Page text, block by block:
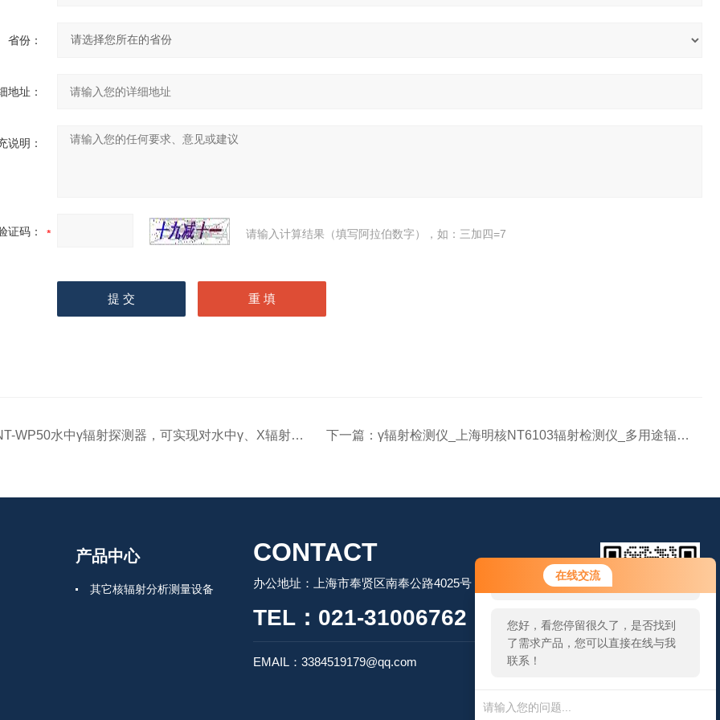
在线交流
您好！欢迎前来咨询，很高兴为您
服务，请问您要咨询什么问题呢？
您好，看您停留很久了，是否找到
了需求产品，您可以直接在线与我
联系！
省份：
地址：
说明：
证码： 请输入计算结果（填写阿拉伯数字），如：三加四=7
WP50水中γ辐射探测器，可实现对水中γ、X辐射进行实时测量 下一篇：γ辐射检测仪_上海明核NT6103辐射检测仪_多用途辐射检测仪批量供应
产品中心
其它核辐射分析测量设备
CONTACT
办公地址：上海市奉贤区南奉公路4025号
TEL：021-31006762
EMAIL：3384519179@qq.com